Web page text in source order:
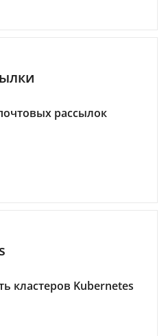
рассылок
кластеров Kubernetes